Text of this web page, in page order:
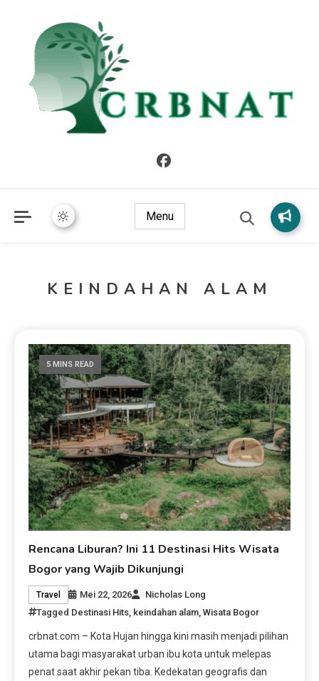
Menu
KEINDAHAN ALAM
5 MINS READ
Rencana Liburan? Ini 11 Destinasi Hits Wisata
Bogor yang Wajib Dikunjungi
Travel Mei 22, 2026
Nicholas Long
Tagged Destinasi Hits keindahan alam ,Wisata Bogor
crbnat.com – Kota Hujan hingga kini masih menjadi pilihan
utama bagi masyarakat urban ibu kota untuk melepas
penat saat akhir pekan tiba. Kedekatan geografis dan